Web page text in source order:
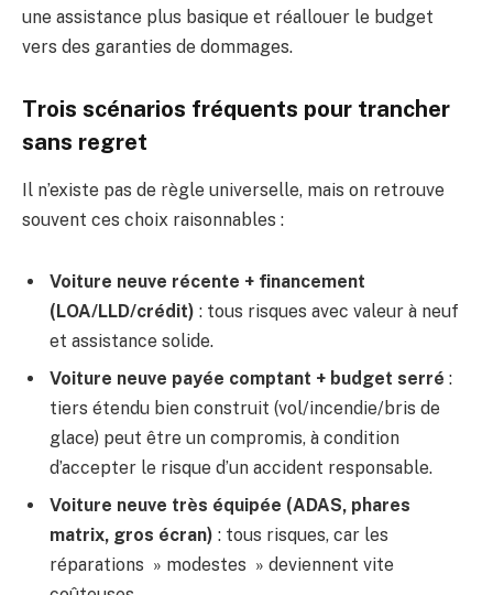
une assistance plus basique et réallouer le budget
vers des garanties de dommages.
Trois scénarios fréquents pour trancher
sans regret
Il n’existe pas de règle universelle, mais on retrouve
souvent ces choix raisonnables :
Voiture neuve récente + financement
(LOA/LLD/crédit) : tous risques avec valeur à neuf
et assistance solide.
Voiture neuve payée comptant + budget serré :
tiers étendu bien construit (vol/incendie/bris de
glace) peut être un compromis, à condition
d’accepter le risque d’un accident responsable.
Voiture neuve très équipée (ADAS, phares
matrix, gros écran) : tous risques, car les
réparations » modestes » deviennent vite